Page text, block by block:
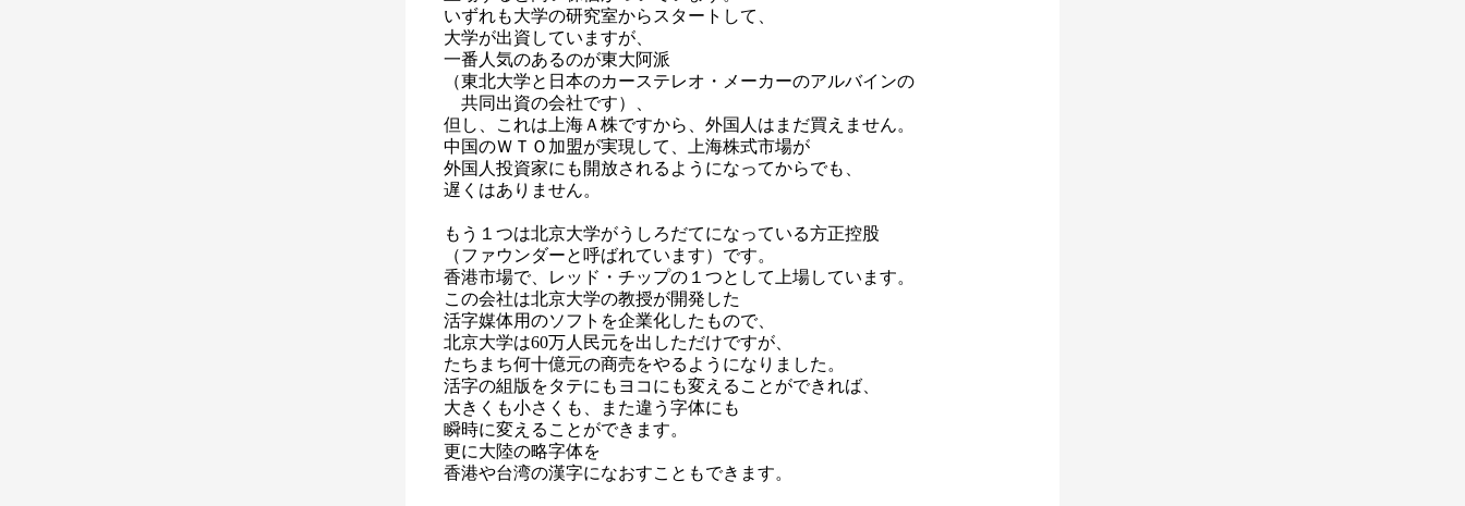
いずれも大学の研究室からスタートして、
大学が出資していますが、
一番人気のあるのが東大阿派
（東北大学と日本のカーステレオ・メーカーのアルバインの
共同出資の会社です）、
但し、これは上海Ａ株ですから、外国人はまだ買えません。
中国のＷＴＯ加盟が実現して、上海株式市場が
外国人投資家にも開放されるようになってからでも、
遅くはありません。
もう１つは北京大学がうしろだてになっている方正控股
（ファウンダーと呼ばれています）です。
香港市場で、レッド・チップの１つとして上場しています。
この会社は北京大学の教授が開発した
活字媒体用のソフトを企業化したもので、
北京大学は60万人民元を出しただけですが、
たちまち何十億元の商売をやるようになりました。
活字の組版をタテにもヨコにも変えることができれば、
大きくも小さくも、また違う字体にも
瞬時に変えることができます。
更に大陸の略字体を
香港や台湾の漢字になおすこともできます。